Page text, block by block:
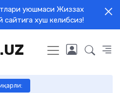
уюшмаси Жиззах
хуш келибсиз!